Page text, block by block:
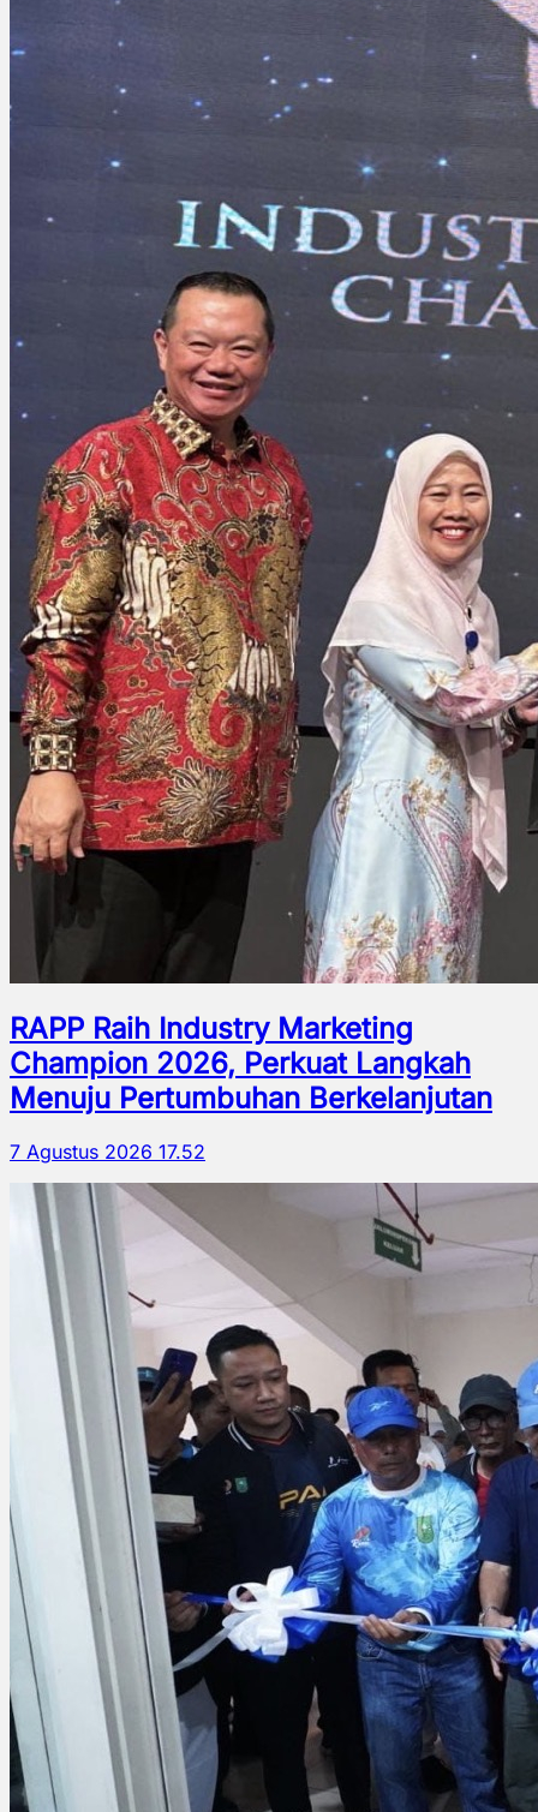
RAPP Raih Industry Marketing
Champion 2026, Perkuat Langkah
Menuju Pertumbuhan Berkelanjutan
7 Agustus 2026 17.52